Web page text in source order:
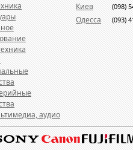
аудио
Киев (098)
Одесса (093)